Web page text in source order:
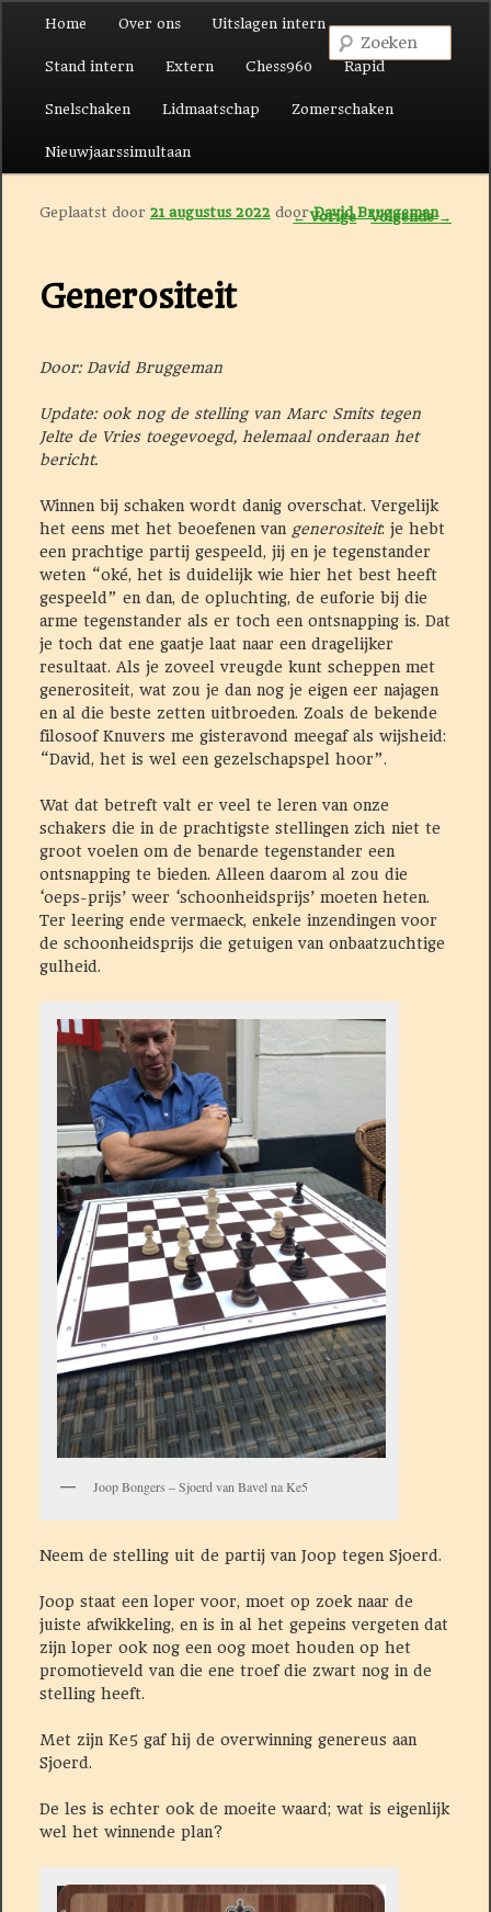
Spring naar de primaire inhoud
Spring naar de secundaire inhoud
Home Over ons Uitslagen intern
Stand intern Extern Chess960 Rapid
Snelschaken Lidmaatschap Zomerschaken
Nieuwjaarssimultaan
Berichtnavigatie
←Vorige Volgende→
Generositeit
Geplaatst door 21 augustus 2022 doorDavid Bruggeman
Door: David Bruggeman
Update: ook nog de stelling van Marc Smits tegen
Jelte de Vries toegevoegd, helemaal onderaan het
bericht.
Winnen bij schaken wordt danig overschat. Vergelijk
het eens met het beoefenen van generositeit: je hebt
een prachtige partij gespeeld, jij en je tegenstander
weten “oké, het is duidelijk wie hier het best heeft
gespeeld” en dan, de opluchting, de euforie bij die
arme tegenstander als er toch een ontsnapping is. Dat
je toch dat ene gaatje laat naar een dragelijker
resultaat. Als je zoveel vreugde kunt scheppen met
generositeit, wat zou je dan nog je eigen eer najagen
en al die beste zetten uitbroeden. Zoals de bekende
filosoof Knuvers me gisteravond meegaf als wijsheid:
“David, het is wel een gezelschapspel hoor”.
Wat dat betreft valt er veel te leren van onze
schakers die in de prachtigste stellingen zich niet te
groot voelen om de benarde tegenstander een
ontsnapping te bieden. Alleen daarom al zou die
‘oeps-prijs’ weer ‘schoonheidsprijs’ moeten heten.
Ter leering ende vermaeck, enkele inzendingen voor
de schoonheidsprijs die getuigen van onbaatzuchtige
gulheid.
Joop Bongers – Sjoerd van Bavel na Ke5
Neem de stelling uit de partij van Joop tegen Sjoerd.
Joop staat een loper voor, moet op zoek naar de
juiste afwikkeling, en is in al het gepeins vergeten dat
zijn loper ook nog een oog moet houden op het
promotieveld van die ene troef die zwart nog in de
stelling heeft.
Met zijn Ke5 gaf hij de overwinning genereus aan
Sjoerd.
De les is echter ook de moeite waard; wat is eigenlijk
wel het winnende plan?